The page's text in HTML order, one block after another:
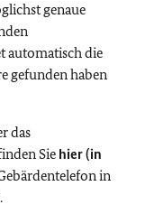
genaue
automatisch die
gefunden haben
das
Sie hier (in
in